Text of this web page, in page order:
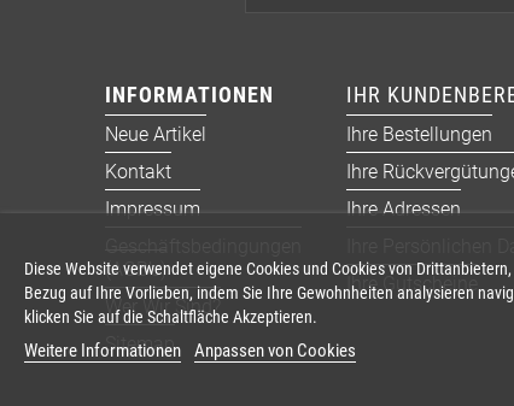
INFORMATIONEN
Neue Artikel
Kontakt
Impressum
(AGB’s)
Wer Wir Sind?
Sitemap
IHR
Ihre Bestellungen
Ihre
Ihre Adressen
Ihre Gutscheine
Diese Website verwendet eigene Cookies und Cookies von
Bezug auf Ihre Vorlieben, indem Sie Ihre Gewohnheiten analysieren
klicken Sie auf die Schaltfläche Akzeptieren.
Weitere Informationen Anpassen von Cookies